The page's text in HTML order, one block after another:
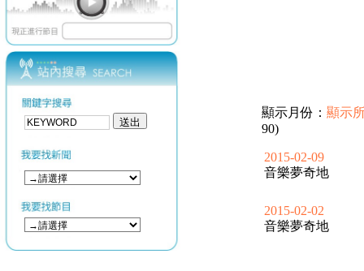
顯示月份： 顯示
90)
2015-02-09
音樂夢奇地
2015-02-02
音樂夢奇地